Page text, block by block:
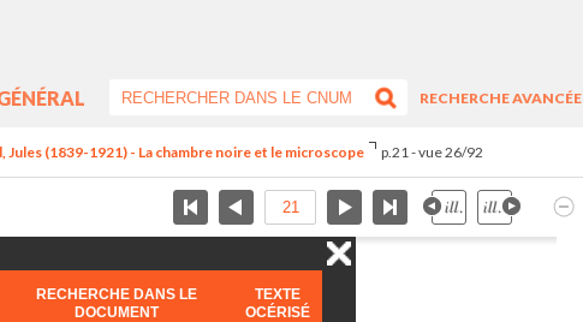
RECHERCHE AVANCÉE
Jules (1839-1921) - La chambre noire et le microscope p.21 - vue 26/92
RECHERCHE DANS LE
DOCUMENT
TEXTE
OCÉRISÉ